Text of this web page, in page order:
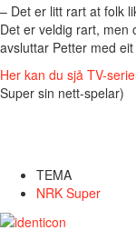
– Det er litt rart at folk
Det er veldig rart, men
avsluttar Petter med
Her kan du sjå TV-
Super sin nett-spelar)
TEMA
NRK Super